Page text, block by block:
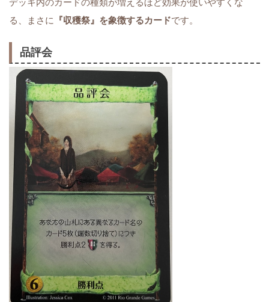
る、まさに
『収穫祭』を象徴するカードです。
品評会